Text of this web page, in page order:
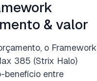
& valor
o Framework
385 (Strix Halo)
benefício entre